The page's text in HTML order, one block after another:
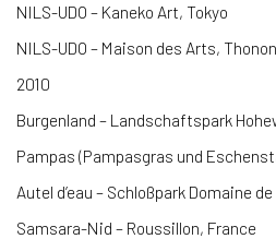
NILS-UDO – Kaneko Art, Tokyo
NILS-UDO – Maison des Arts,
2010
Burgenland – Landschaftspark
Pampas (Pampasgras und
Autel d’eau – Schloßpark Domaine
Samsara-Nid – Roussillon, France